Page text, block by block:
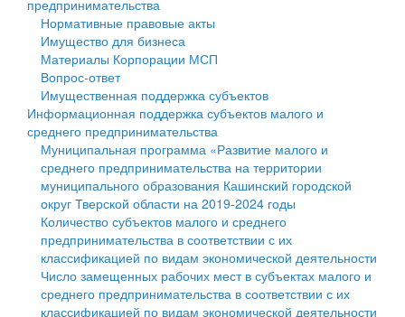
Государственные услуги
Промышленность и АПК
Экономика и бизнес
...
Символика
Устав
Гостям округа
Туризм
Культура
Образование
Здравоохранение
Социальная защита
муниципального округа Тверской области
Администрация Кашинского муниципального округа
Тверской области
Управление сельскими территориями
Открытые данные
Работа с обращениями граждан
Муниципальный контроль
Муниципальные услуги
Финансовое управление
Бюджет для граждан
Имущество
Выявление правообладателей ранее учтенных
объектов недвижимости
Имущественная поддержка субъектов малого и
среднего предпринимательства
Информационная поддержка субъектов малого и
предпринимательства
Нормативные правовые акты
Имущество для бизнеса
Материалы Корпорации МСП
Вопрос-ответ
Имущественная поддержка субъектов
Информационная поддержка субъектов малого и
среднего предпринимательства
Муниципальная программа «Развитие малого и
среднего предпринимательства на территории
муниципального образования Кашинский городской
округ Тверской области на 2019-2024 годы
Количество субъектов малого и среднего
предпринимательства в соответствии с их
классификацией по видам экономической деятельности
Число замещенных рабочих мест в субъектах малого и
среднего предпринимательства в соответствии с их
классификацией по видам экономической деятельности